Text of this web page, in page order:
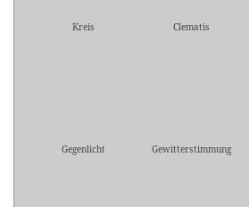
Kreis Clematis
Gegenlicht
Gewitterstimmung